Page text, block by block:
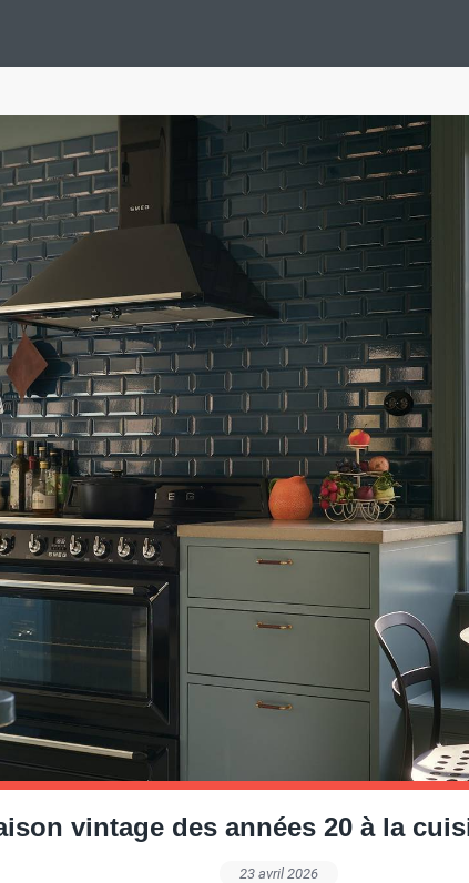
Design Suédois En Quelques Photos Idées Déco En 10 Photos
Interieurs Scandinaves La Décoration Selon Votre Signe
House Maison D'hôtes Maison Et Appartement Vintage
End Tiny House
vintage des années 20 à la
23 avril 2026